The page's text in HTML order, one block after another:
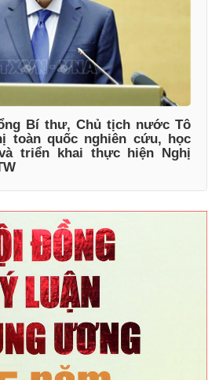
Bí thư, Chủ tịch nước Tô
toàn quốc nghiên cứu, học
triển khai thực hiện Nghị